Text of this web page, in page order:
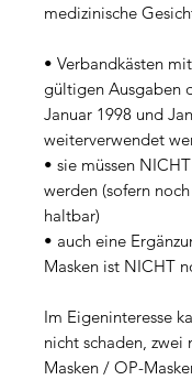
medizinische
• Verbandkästen
gültigen Ausgaben
Januar 1998 und
weiterverwendet
• sie müssen
werden (sofern
haltbar)
• auch eine
Masken ist NICHT
Im Eigeninteresse
nicht schaden, zwei
Masken / OP-